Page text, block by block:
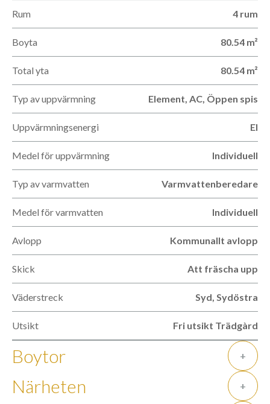
Rum 4 rum
Boyta 80.54 m²
Total yta 80.54 m²
Typ av uppvärmning Element, AC, Öppen spis
Uppvärmningsenergi El
Medel för uppvärmning Individuell
Typ av varmvatten Varmvattenberedare
Medel för varmvatten Individuell
Avlopp Kommunallt avlopp
Skick Att fräscha upp
Väderstreck Syd, Sydöstra
Utsikt Fri utsikt Trädgàrd
Boytor +
Närheten +